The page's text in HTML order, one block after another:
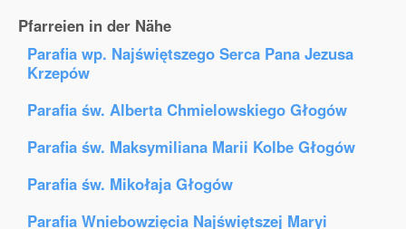
Pfarreien in der Nähe
Parafia wp. Najświętszego Serca Pana Jezusa
Krzepów
Parafia św. Alberta Chmielowskiego Głogów
Parafia św. Maksymiliana Marii Kolbe Głogów
Parafia św. Mikołaja Głogów
Parafia Wniebowzięcia Najświętszej Maryi